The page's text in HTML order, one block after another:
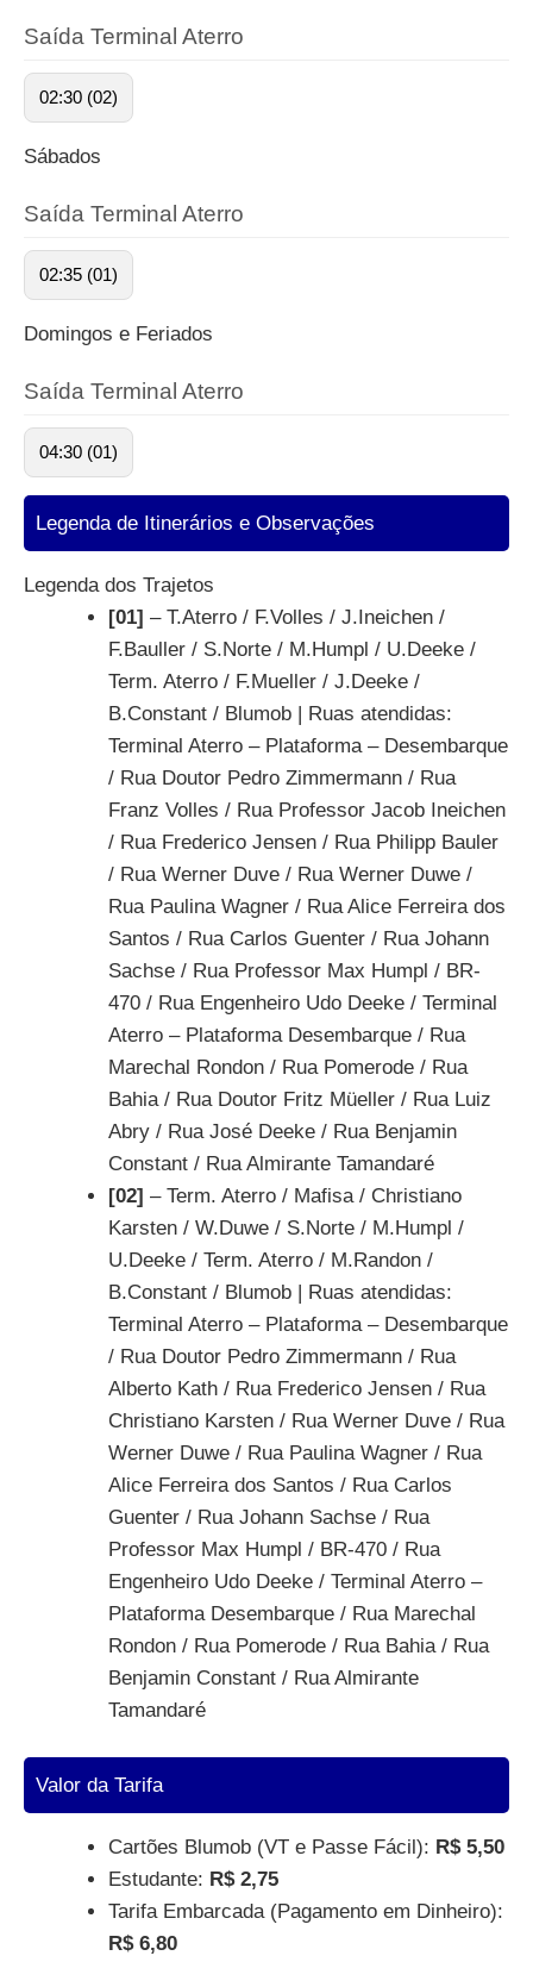
Saída Terminal Aterro
02:30 (02)
Sábados
Saída Terminal Aterro
02:35 (01)
Domingos e Feriados
Saída Terminal Aterro
04:30 (01)
Legenda de Itinerários e Observações
Legenda dos Trajetos
[01] – T.Aterro / F.Volles / J.Ineichen /
F.Bauller / S.Norte / M.Humpl / U.Deeke /
Term. Aterro / F.Mueller / J.Deeke /
B.Constant / Blumob | Ruas atendidas:
Terminal Aterro – Plataforma – Desembarque
/ Rua Doutor Pedro Zimmermann / Rua
Franz Volles / Rua Professor Jacob Ineichen
/ Rua Frederico Jensen / Rua Philipp Bauler
/ Rua Werner Duve / Rua Werner Duwe /
Rua Paulina Wagner / Rua Alice Ferreira dos
Santos / Rua Carlos Guenter / Rua Johann
Sachse / Rua Professor Max Humpl / BR-
470 / Rua Engenheiro Udo Deeke / Terminal
Aterro – Plataforma Desembarque / Rua
Marechal Rondon / Rua Pomerode / Rua
Bahia / Rua Doutor Fritz Müeller / Rua Luiz
Abry / Rua José Deeke / Rua Benjamin
Constant / Rua Almirante Tamandaré
[02] – Term. Aterro / Mafisa / Christiano
Karsten / W.Duwe / S.Norte / M.Humpl /
U.Deeke / Term. Aterro / M.Randon /
B.Constant / Blumob | Ruas atendidas:
Terminal Aterro – Plataforma – Desembarque
/ Rua Doutor Pedro Zimmermann / Rua
Alberto Kath / Rua Frederico Jensen / Rua
Christiano Karsten / Rua Werner Duve / Rua
Werner Duwe / Rua Paulina Wagner / Rua
Alice Ferreira dos Santos / Rua Carlos
Guenter / Rua Johann Sachse / Rua
Professor Max Humpl / BR-470 / Rua
Engenheiro Udo Deeke / Terminal Aterro –
Plataforma Desembarque / Rua Marechal
Rondon / Rua Pomerode / Rua Bahia / Rua
Benjamin Constant / Rua Almirante
Tamandaré
Valor da Tarifa
Cartões Blumob (VT e Passe Fácil): R$ 5,50
Estudante: R$ 2,75
Tarifa Embarcada (Pagamento em Dinheiro):
R$ 6,80